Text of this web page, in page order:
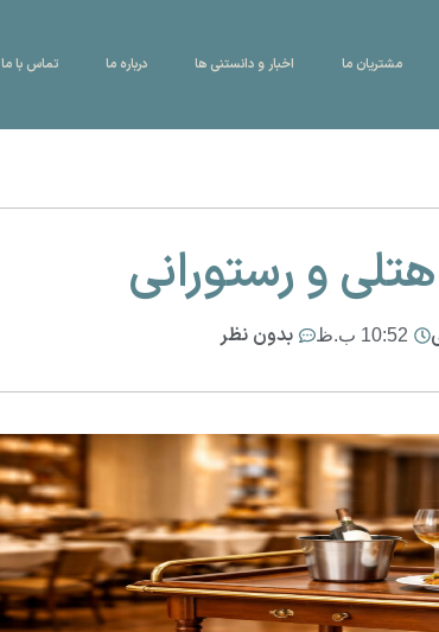
مشتریان ما اخبار و دانستنی ها درباره ما تماس با ما
و رستورانی
10:52 ب.ظ بدون نظر